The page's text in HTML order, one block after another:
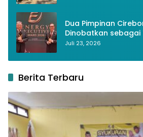
Dua Pimpinan
Dinobatkan sebagai
Berkelanjutan 2026
Juli 23, 2026
Berita Terbaru